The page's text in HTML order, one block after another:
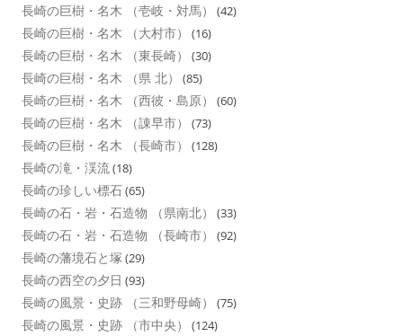
長崎の巨樹・名木 （壱岐・対馬） (42)
長崎の巨樹・名木 （大村市） (16)
長崎の巨樹・名木 （東長崎） (30)
長崎の巨樹・名木 （県 北） (85)
長崎の巨樹・名木 （西彼・島原） (60)
長崎の巨樹・名木 （諌早市） (73)
長崎の巨樹・名木 （長崎市） (128)
長崎の滝・渓流(18)
長崎の珍しい標石(65)
長崎の石・岩・石造物 （県南北） (33)
長崎の石・岩・石造物 （長崎市） (92)
長崎の藩境石と塚 (29)
長崎の西空の夕日 (93)
長崎の風景・史跡 （三和野母崎） (75)
長崎の風景・史跡 （市中央） (124)